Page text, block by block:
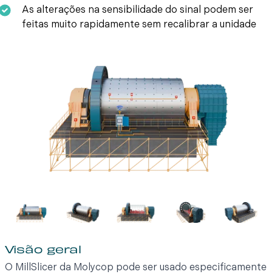
As alterações na sensibilidade do sinal podem ser
feitas muito rapidamente sem recalibrar a unidade
Visão geral
O MillSlicer da Molycop pode ser usado especificamente